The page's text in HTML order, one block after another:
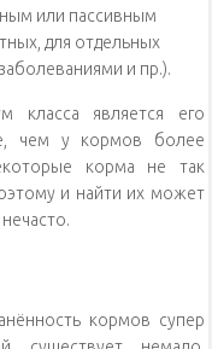
или пассивным
для отдельных
и пр.).
класса является его
чем у кормов более
корма не так
и найти их может
кормов супер